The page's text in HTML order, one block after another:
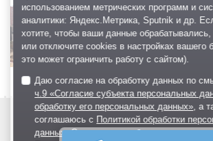
Раскопали и бросили: в 5-м
Одинцово больше месяца
к домам
Очередной затянувшийся ремонт
Новости
Предложи новость
использованием метрических программ и
аналитики: Яндекс.Метрика, Sputnik и др.
хотите, чтобы ваши данные обрабатывались,
или отключите cookies в настройках вашего
это может ограничить работу с сайтом).
Даю согласие на обработку данных по
ч.9 «Согласие субъекта персональных
обработку его персональных данных», а
соглашаюсь с Политикой обработки
данных,Соглашением об использовании